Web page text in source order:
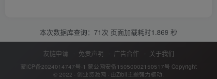
本次数据库查询：71次 页面加载耗时1.869 秒
友链申请 免责声明 广告合作 关于我们
蒙ICP备2024014747号-1 蒙公网安备15050002150517号 Copyright
© 2022 · 创业资源网 · 由Zibll主题强力驱动.